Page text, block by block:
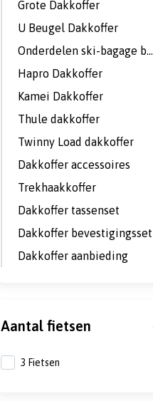
Grote Dakkoffer
U Beugel Dakkoffer
Onderdelen ski-bagage boxen
Hapro Dakkoffer
Kamei Dakkoffer
Thule dakkoffer
Twinny Load dakkoffer
Dakkoffer accessoires
Trekhaakkoffer
Dakkoffer tassenset
Dakkoffer bevestigingsset
Dakkoffer aanbieding
Aantal fietsen
3 Fietsen